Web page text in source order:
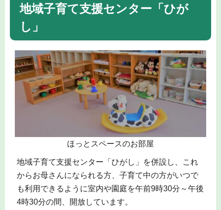
地域子育て支援センター「ひが
し」
ほっとスペースのお部屋
地域子育て支援センター「ひがし」を併設し、これ
からお母さんになられる方、子育て中の方がいつで
も利用できるように室内や園庭を午前9時30分～午後
4時30分の間、開放しています。